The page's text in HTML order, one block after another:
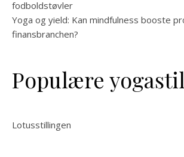
fodboldstøvler
Yoga og yield: Kan mindfulness booste
finansbranchen?
Populære
Lotusstillingen